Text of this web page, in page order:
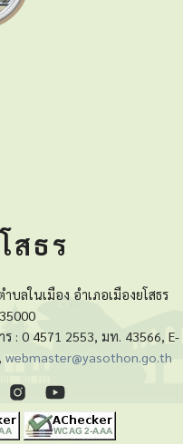
สธร
บลในเมือง อำเภอเมืองยโสธร
ร : 0 4571 2553, มท. 43566, E-
, webmaster@yasothon.go.th